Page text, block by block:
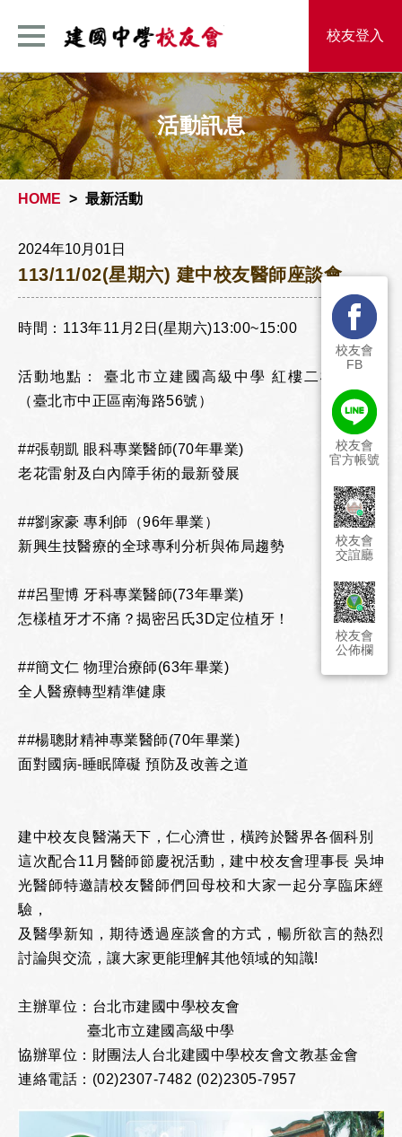
校友登入
校友會
FB
校友會
官方帳號
校友會
交誼廳
校友會
公佈欄
活動訊息
HOME 最新活動
2024年10月01日
113/11/02(星期六) 建中校友醫師座談會
時間：113年11月2日(星期六)13:00~15:00
活動地點： 臺北市立建國高級中學 紅樓二樓會議室
（臺北市中正區南海路56號）
##張朝凱 眼科專業醫師(70年畢業)
老花雷射及白內障手術的最新發展
##劉家豪 專利師（96年畢業）
新興生技醫療的全球專利分析與佈局趨勢
##呂聖博 牙科專業醫師(73年畢業)
怎樣植牙才不痛？揭密呂氏3D定位植牙！
##簡文仁 物理治療師(63年畢業)
全人醫療轉型精準健康
##楊聰財精神專業醫師(70年畢業)
面對國病-睡眠障礙 預防及改善之道
建中校友良醫滿天下，仁心濟世，橫跨於醫界各個科別
這次配合11月醫師節慶祝活動，建中校友會理事長 吳坤
光醫師特邀請校友醫師們回母校和大家一起分享臨床經
驗，
及醫學新知，期待透過座談會的方式，暢所欲言的熱烈
討論與交流，讓大家更能理解其他領域的知識!
主辦單位：台北市建國中學校友會
臺北市立建國高級中學
協辦單位：財團法人台北建國中學校友會文教基金會
連絡電話：(02)2307-7482 (02)2305-7957